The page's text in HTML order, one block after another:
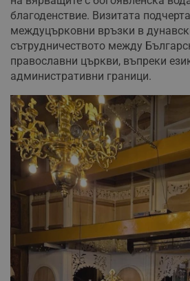
благоденствие. Визитата
междуцърковни връзки в
сътрудничеството между
православни църкви, въпреки
административни граници.